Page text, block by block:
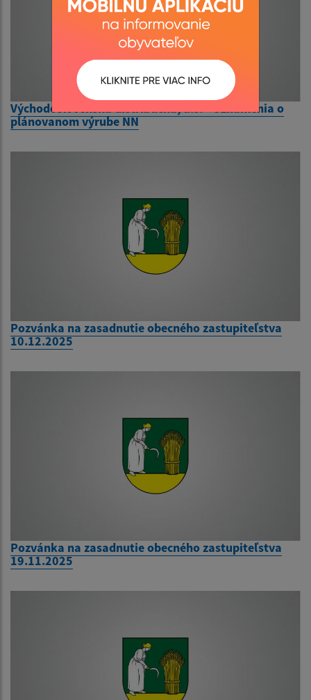
Východoslovenská distribučná, a.s. - Oznámenia o
plánovanom výrube NN
Pozvánka na zasadnutie obecného zastupiteľstva
10.12.2025
Pozvánka na zasadnutie obecného zastupiteľstva
19.11.2025